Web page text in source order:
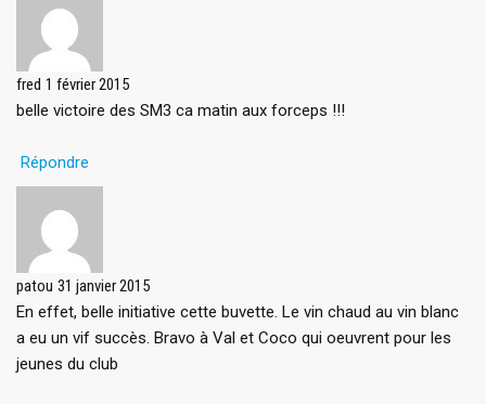
fred 1 février 2015
belle victoire des SM3 ca matin aux forceps !!!
Répondre
patou 31 janvier 2015
En effet, belle initiative cette buvette. Le vin chaud au vin blanc
a eu un vif succès. Bravo à Val et Coco qui oeuvrent pour les
jeunes du club